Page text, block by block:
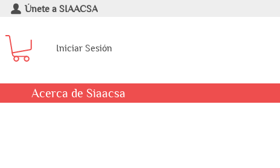
Únete a SIAACSA
Iniciar Sesión
Acerca de Siaacsa